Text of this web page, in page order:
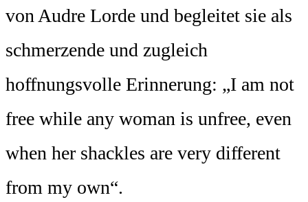
von Audre Lorde und begleitet sie als
schmerzende und zugleich
hoffnungsvolle Erinnerung: „I am not
free while any woman is unfree, even
when her shackles are very different
from my own“.